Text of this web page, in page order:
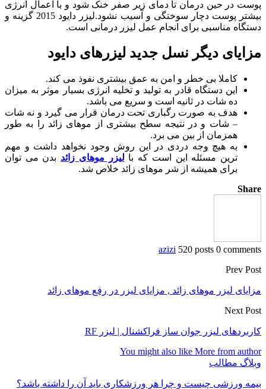
پوست در حین درمان تا دمای زیر صفر خنک شود و با اعمال انرژی
بیشتر پوست دچار سوختگی و آسیب نشود.لیزر دایود 2015 گزینه و
دستگاه مناسبی برای انجام عمل لیزر درمانی است.
مزایای دیگر نسل جدید لیزرهای دایود
کاملا بی خطر و امن به عمق بیشتری نفوذ می کند.
این دستگاه قادر به تولید و تخلیه انرژی بسیار موثر به میزان
ده شات در ثانیه است و سریع می باشد.
هدف به صورت رگباری تحت درمان قرار می گیرد و نه شات
– شات و در نتیجه سطح بیشتری از موهای زائد را به طور
همزمان از بین می برد.
به هیچ وجه دردی در این روش وجود نخواهد داشت و مهم
ترین مسئله این است که با لیزر موهای زائد بدن می توان
برای همیشه از شر موهای زائد خلاص شد.
Share
azizi 520 posts 0 comments
Prev Post
مزایای لیزر موهای زائد , مزایای لیزر در رفع موهای زائد
Next Post
کاربردهای لیزر جوان ساز فراکشنال | لیزر RF
You might also like More from author
وبلاگ مطالب
بیمه ورزشی چیست و چرا هر ورزشکاری باید آن را داشته باشد؟